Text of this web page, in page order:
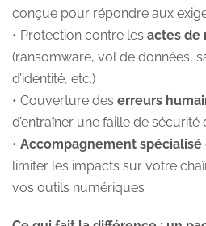
conçue pour répondre aux
• Protection contre les actes de
(ransomware, vol de données,
d’identité, etc.)
• Couverture des erreurs
d’entraîner une faille de
• Accompagnement spécialisé
limiter les impacts sur votre
vos outils numériques